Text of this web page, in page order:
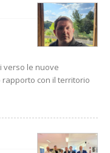
verso le nuove
con il territorio